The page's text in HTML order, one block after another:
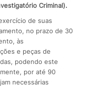
Criminal).
de suas
no prazo de 30
às
e peças de
podendo este
por até 90
necessárias